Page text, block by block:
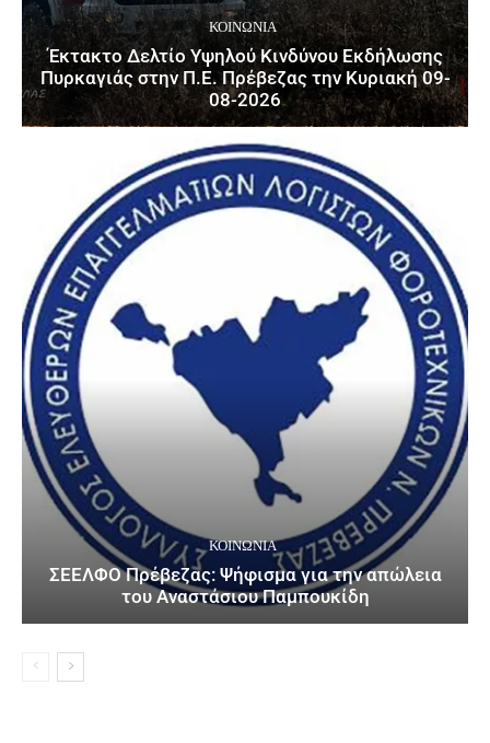
ΚΟΙΝΩΝΙΑ
Έκτακτο Δελτίο Υψηλού Κινδύνου Εκδήλωσης
Πυρκαγιάς στην Π.Ε. Πρέβεζας την Κυριακή 09-
08-2026
ΚΟΙΝΩΝΙΑ
ΣΕΕΛΦΟ Πρέβεζας: Ψήφισμα για την απώλεια
του Αναστάσιου Παμπουκίδη